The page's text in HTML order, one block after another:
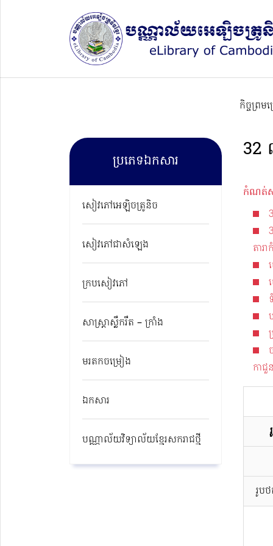
កិច្ចព្រម
ប្រភេទឯកសារ
សៀវភៅអេឡិចត្រូនិច
សៀវភៅជាសំឡេង
ក្របសៀវភៅ
សាស្ត្រាស្លឹករឹត – ក្រាំង
មរតកចម្រៀង
ឯកសារ
បណ្ណាល័យវិទ្យាល័យខ្មែរសករាជថ្មី​
32​
កំណត់ស
តារ
កាជួ
រូប